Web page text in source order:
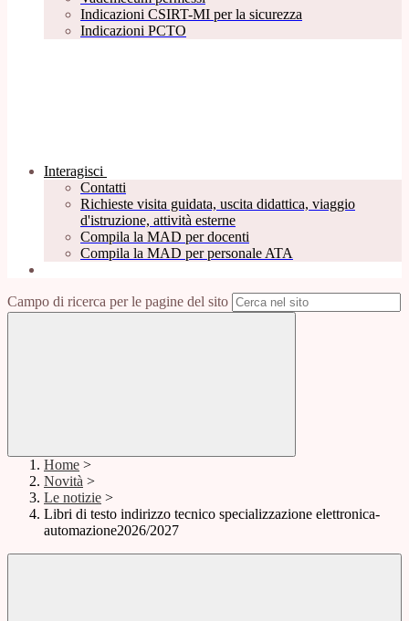
Indicazioni CSIRT-MI per la sicurezza
Indicazioni PCTO
Interagisci
Contatti
Richieste visita guidata, uscita didattica, viaggio
d'istruzione, attività esterne
Compila la MAD per docenti
Compila la MAD per personale ATA
Campo di ricerca per le pagine del sito
Home >
Novità >
Le notizie >
Libri di testo indirizzo tecnico specializzazione elettronica-
automazione2026/2027